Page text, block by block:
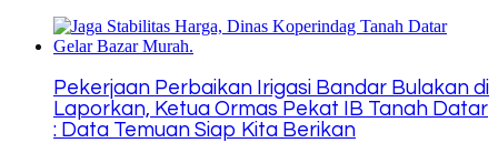
Pekerjaan Perbaikan Irigasi Bandar Bulakan di
Laporkan, Ketua Ormas Pekat IB Tanah Datar
: Data Temuan Siap Kita Berikan